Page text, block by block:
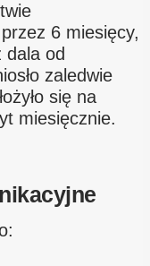
6 miesięcy,
dala od
zaledwie
się na
miesięcznie.